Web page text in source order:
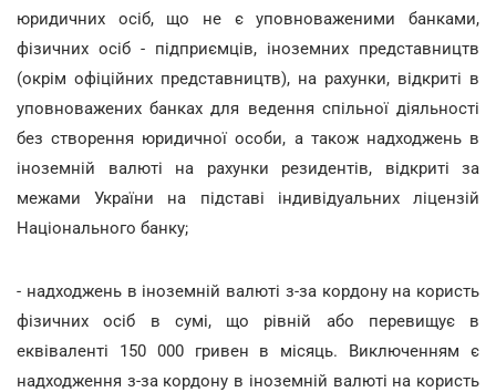
юридичних осіб, що не є уповноваженими банками,
фізичних осіб - підприємців, іноземних представництв
(окрім офіційних представництв), на рахунки, відкриті в
уповноважених банках для ведення спільної діяльності
без створення юридичної особи, а також надходжень в
іноземній валюті на рахунки резидентів, відкриті за
межами України на підставі індивідуальних ліцензій
Національного банку;
- надходжень в іноземній валюті з-за кордону на користь
фізичних осіб в сумі, що рівній або перевищує в
еквіваленті 150 000 гривен в місяць. Виключенням є
надходження з-за кордону в іноземній валюті на користь